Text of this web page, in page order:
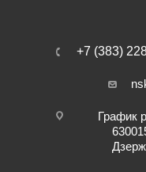
+7 (383)
График